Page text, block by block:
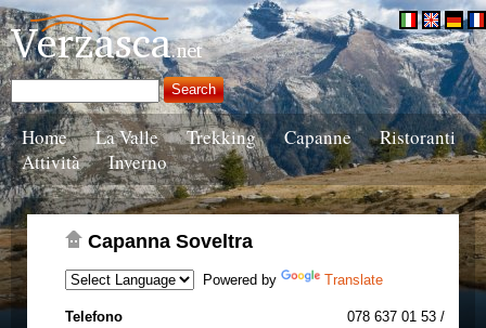
Home La Valle Trekking Capanne
Ristoranti
Attività
Inverno
Capanna Soveltra
Powered by Translate
Telefono
078 637 01 53 /